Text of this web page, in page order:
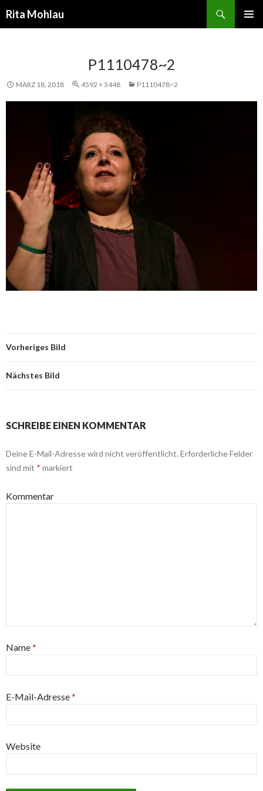
Rita Mohlau
P1110478~2
MÄRZ 18, 2018 4592 × 3448 P1110478~2
Vorheriges Bild
Nächstes Bild
SCHREIBE EINEN KOMMENTAR
Deine E-Mail-Adresse wird nicht veröffentlicht. Erforderliche Felder
sind mit * markiert
Kommentar
Name*
E-Mail-Adresse*
Website